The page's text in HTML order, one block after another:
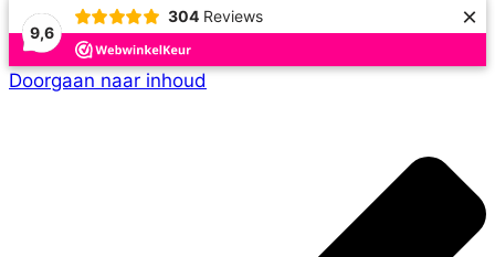
9,6
304 Reviews ×
Doorgaan naar inhoud